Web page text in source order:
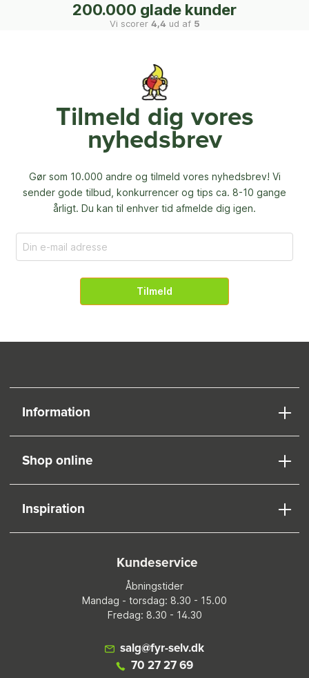
200.000 glade kunder
Vi scorer 4,4 ud af 5
Tilmeld dig vores
nyhedsbrev
Gør som 10.000 andre og tilmeld vores nyhedsbrev! Vi
sender gode tilbud, konkurrencer og tips ca. 8-10 gange
årligt. Du kan til enhver tid afmelde dig igen.
Tilmeld
Information
Shop online
Inspiration
Kundeservice
Åbningstider
Mandag - torsdag: 8.30 - 15.00
Fredag: 8.30 - 14.30
salg@fyr-selv.dk
70 27 27 69